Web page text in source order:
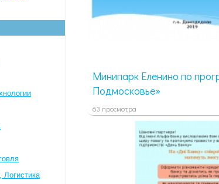
Минипарк Еленино по
Подмосковье»
63 просмотра